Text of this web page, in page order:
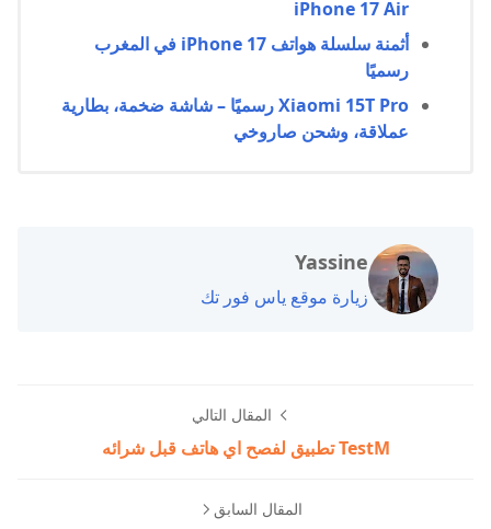
iPhone 17 Air
أثمنة سلسلة هواتف iPhone 17 في المغرب
رسميًا
Xiaomi 15T Pro رسميًا – شاشة ضخمة، بطارية
عملاقة، وشحن صاروخي
Yassine
زيارة موقع ياس فور تك
المقال التالي
TestM تطبيق لفصح اي هاتف قبل شرائه
المقال السابق